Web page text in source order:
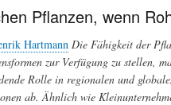
Pflanzen, wenn
Hartmann Die Fähigkeit der
zur Verfügung zu stellen,
Rolle in regionalen und
ab. Ähnlich wie